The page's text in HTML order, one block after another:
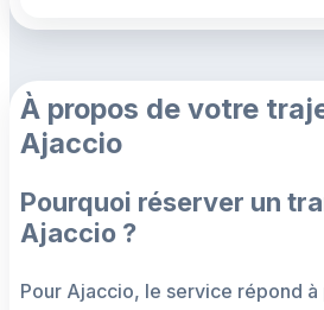
À propos de votre
Ajaccio
Pourquoi réserver un
Ajaccio ?
Pour Ajaccio, le service répond à